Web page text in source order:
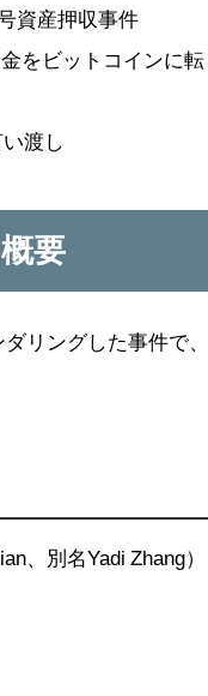
資産押収事件
をビットコインに転
渡し
要
リングした事件で
、別名Yadi Zhang）